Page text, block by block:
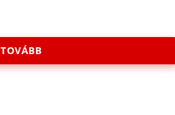
TOVÁBB